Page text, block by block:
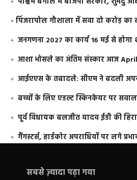
​पिंजरापोल गौशाला में सवा दो करोड़ का
जनगणना 2027 का कार्य 16 मई से
आशा भोसले का अंतिम संस्कार आज
आईएएस के तबादले: सीएम ने बदली
बच्चों के लिए एडल्ट स्किनकेयर पर
पूर्व विधायक बलजीत यादव ईडी की
गैंगस्टर्स, हार्डकोर अपराधियों पर लगे
सबसे ज़्यादा पढ़ा गया